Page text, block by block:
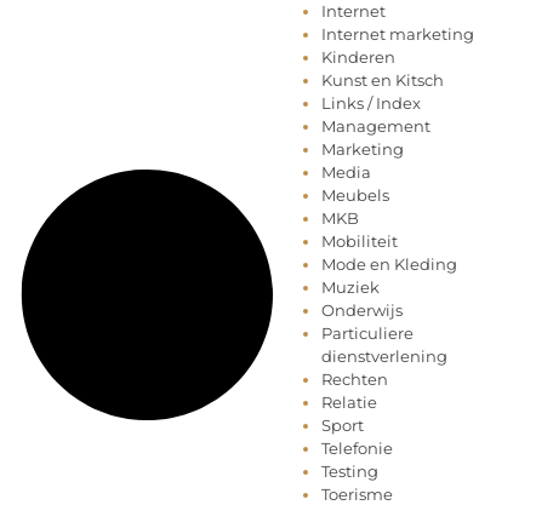
Internet
Internet marketing
Kinderen
Kunst en Kitsch
Links / Index
Management
Marketing
Media
Meubels
MKB
Mobiliteit
Mode en Kleding
Muziek
Onderwijs
Particuliere
dienstverlening
Rechten
Relatie
Sport
Telefonie
Testing
Toerisme